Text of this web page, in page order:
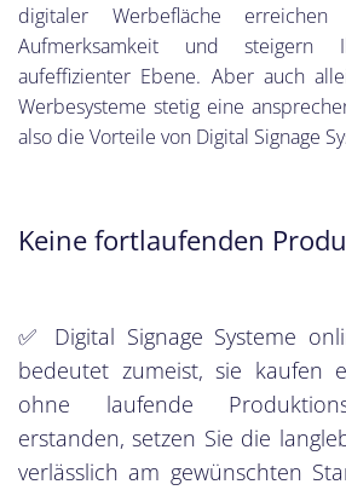
digitaler Werbefläche
Aufmerksamkeit und steigern
aufeffizienter Ebene. Aber auch
Werbesysteme stetig eine
also die Vorteile von Digital Signage
Keine fortlaufenden
✅ Digital Signage Systeme
bedeutet zumeist, sie kaufen
ohne laufende
erstanden, setzen Sie die
verlässlich am gewünschten